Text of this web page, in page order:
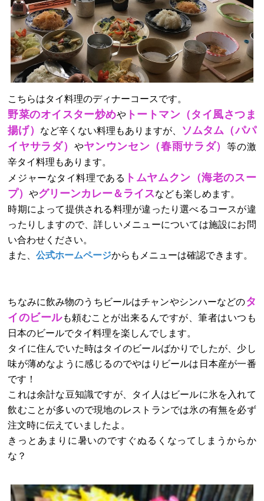
こちらはタイ料理のディナーコースです。
野菜のオイスター炒めや トートマン（タイ風さつま
揚げ）
など辛くない料理もありますが、
ソムタム（パパ
イヤサラダ）
やヤンウンセン（春雨サラダ）等の激
辛タイ料理もあります。
メジャーなタイ料理である トムヤムクン（海老のスー
プ）やグリーンカレー＆ライスなども楽しめます。
時期によって提供される料理が違ったり選べるコースが違
ったりしますので、詳しいメニューについては施設にお問
い合わせください。
また、公式ホームページからもメニューは確認できます。
ちなみに飲み物のうちビールはチャンやシンハーなどのタ
イのビールも頼むことが出来るんですが、筆者はいつも
日本のビールでタイ料理を楽しんでします。
タイに住んでいた時はタイのビールばかりでしたが、少し
味が薄めなように感じるのでやはりビールは日本産が一番
です！
これは余計な豆知識ですが、タイ人はビールに氷を入れて
飲むことが多いので現地のレストランでは氷の有無を必ず
注文時に伝えていましたよ。
きっとあまりに暑いのですぐぬるくなってしまうからか
な？